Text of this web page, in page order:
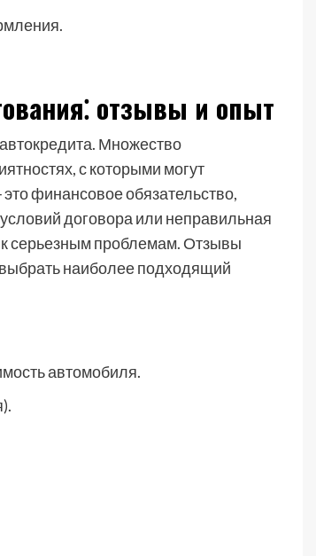
отзывы и опыт
Множество
с которыми могут
финансовое обязательство,
договора или неправильная
серьезным проблемам. Отзывы
наиболее подходящий
автомобиля.